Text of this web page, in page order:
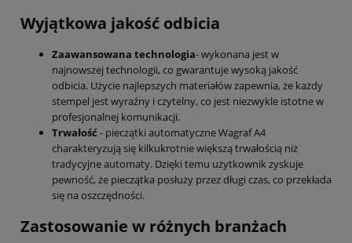
Wyjątkowa jakość odbicia
Zaawansowana technologia- wykonana jest w
najnowszej technologii, co gwarantuje wysoką jakość
odbicia. Użycie najlepszych materiałów zapewnia, że każdy
stempel jest wyraźny i czytelny, co jest niezwykle istotne w
profesjonalnej komunikacji.
Trwałość - pieczątki automatyczne Wagraf A4
charakteryzują się kilkukrotnie większą trwałością niż
tradycyjne automaty. Dzięki temu użytkownik zyskuje
pewność, że pieczątka posłuży przez długi czas, co przekłada
się na oszczędności.
Zastosowanie w różnych branżach